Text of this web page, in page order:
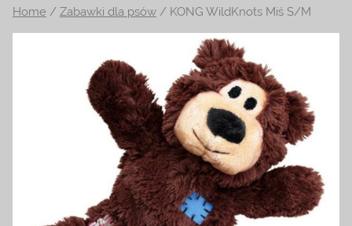
na
temat
Home / Zabawki dla psów / KONG WildKnots Miś S/M